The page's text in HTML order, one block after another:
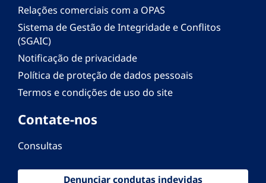
Relações comerciais com a OPAS
Sistema de Gestão de Integridade e Conflitos
(SGAIC)
Notificação de privacidade
Política de proteção de dados pessoais
Termos e condições de uso do site
Contate-nos
Consultas
Denunciar condutas indevidas